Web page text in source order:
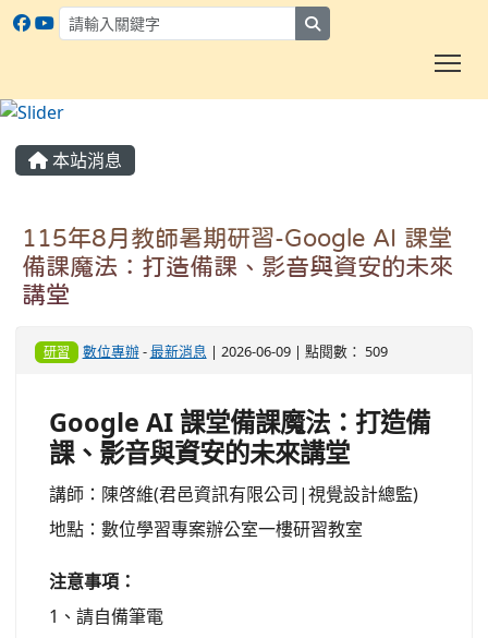
本站消息
115年8月教師暑期研習-Google AI 課堂
備課魔法：打造備課、影音與資安的未來
講堂
研習 數位專辦-最新消息 | 2026-06-09 | 點閱數： 509
Google AI 課堂備課魔法：打造備
課、影音與資安的未來講堂
講師：陳啓維(君邑資訊有限公司|視覺設計總監)
地點：數位學習專案辦公室一樓研習教室
注意事項：
1、請自備筆電